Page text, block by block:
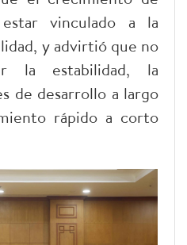
vinculado a la
y advirtió que no
la estabilidad, la
de desarrollo a largo
rápido a corto